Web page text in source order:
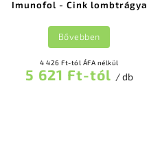
Imunofol - Cink lombtrágya
4 426 Ft-tól ÁFA nélkül
5 621 Ft-tól / db
Bővebben